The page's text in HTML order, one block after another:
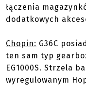
łączenia
dodatkowych
Chopin: G36C
ten sam typ
EG1000S. Strzela
wyregulowanym